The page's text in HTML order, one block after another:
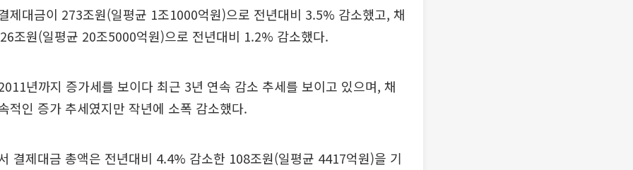
제대금이 273조원(일평균 1조1000억원)으로 전년대비 3.5% 감소했고, 채
조원(일평균 20조5000억원)으로 전년대비 1.2% 감소했다.
년까지 증가세를 보이다 최근 3년 연속 감소 추세를 보이고 있으며, 채
적인 증가 추세였지만 작년에 소폭 감소했다.
결제대금 총액은 전년대비 4.4% 감소한 108조원(일평균 4417억원)을 기